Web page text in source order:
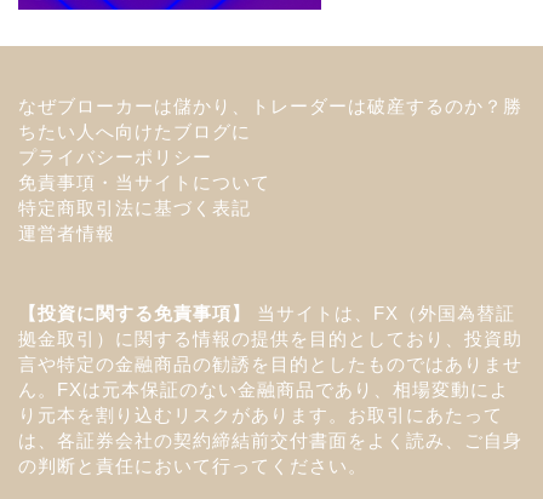
なぜブローカーは儲かり、トレーダーは破産するのか？勝
ちたい人へ向けたブログに
プライバシーポリシー
免責事項・当サイトについて
特定商取引法に基づく表記
運営者情報
【投資に関する免責事項】
当サイトは、FX（外国為替証
拠金取引）に関する情報の提供を目的としており、投資助
言や特定の金融商品の勧誘を目的としたものではありませ
ん。FXは元本保証のない金融商品であり、相場変動によ
り元本を割り込むリスクがあります。お取引にあたって
は、各証券会社の契約締結前交付書面をよく読み、ご自身
の判断と責任において行ってください。